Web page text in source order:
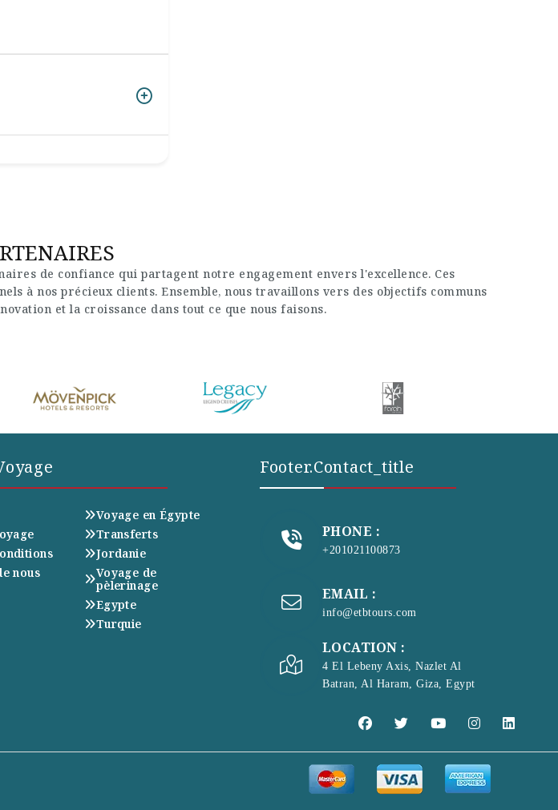
de confiance qui partagent notre engagement envers l'excellence. Ces
à nos précieux clients. Ensemble, nous travaillons vers des objectifs communs
et la croissance dans tout ce que nous faisons.
nous
Voyage en Égypte
Transferts
Jordanie
Voyage de
pèlerinage
Egypte
Turquie
Footer.contact_title
PHONE :
+201021100873
EMAIL :
info@etbtours.com
LOCATION :
4 El Lebeny Axis, Nazlet Al
Batran, Al Haram, Giza, Egypt